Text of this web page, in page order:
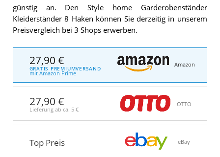
günstig an. Den Style home Garderobenständer
Kleiderständer 8 Haken können Sie derzeitig in unserem
Preisvergleich bei 3 Shops erwerben.
27,90 €
GRATIS PREMIUMVERSAND
mit Amazon Prime
Amazon
27,90 €
Lieferung ab ca. 5 €
OTTO
Top Preis eBay